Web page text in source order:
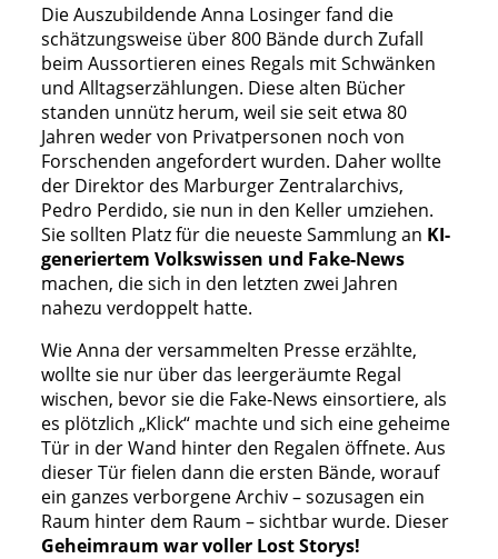
Die Auszubildende Anna Losinger fand die
schätzungsweise über 800 Bände durch Zufall
beim Aussortieren eines Regals mit Schwänken
und Alltagserzählungen. Diese alten Bücher
standen unnütz herum, weil sie seit etwa 80
Jahren weder von Privatpersonen noch von
Forschenden angefordert wurden. Daher wollte
der Direktor des Marburger Zentralarchivs,
Pedro Perdido, sie nun in den Keller umziehen.
Sie sollten Platz für die neueste Sammlung an KI-
generiertem Volkswissen und Fake-News
machen, die sich in den letzten zwei Jahren
nahezu verdoppelt hatte.
Wie Anna der versammelten Presse erzählte,
wollte sie nur über das leergeräumte Regal
wischen, bevor sie die Fake-News einsortiere, als
es plötzlich „Klick“ machte und sich eine geheime
Tür in der Wand hinter den Regalen öffnete. Aus
dieser Tür fielen dann die ersten Bände, worauf
ein ganzes verborgene Archiv – sozusagen ein
Raum hinter dem Raum – sichtbar wurde. Dieser
Geheimraum war voller Lost Storys!